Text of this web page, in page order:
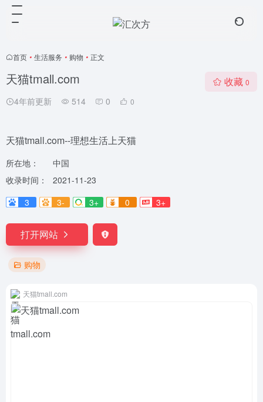
首页 • 生活服务 • 购物 • 正文
天猫tmall.com
4年前更新 514 0 0
收藏 0
天猫tmall.com--理想生活上天猫
所在地：
中国
收录时间：
2021-11-23
3
3- 3+ 0 3+
打开网站
购物
天猫tmall.com